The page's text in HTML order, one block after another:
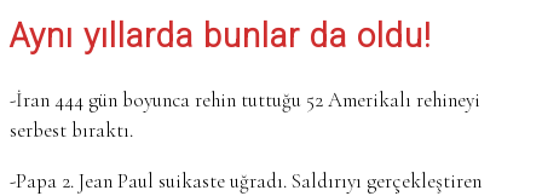
Aynı yıllarda bunlar da oldu!
-İran 444 gün boyunca rehin tuttuğu 52 Amerikalı rehineyi
serbest bıraktı.
-Papa 2. Jean Paul suikaste uğradı. Saldırıyı gerçekleştiren